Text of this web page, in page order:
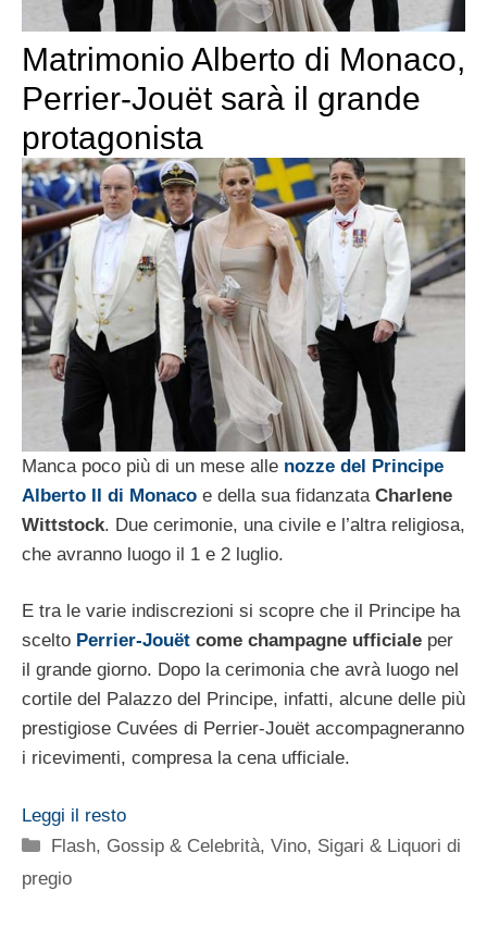
Matrimonio Alberto di Monaco,
Perrier-Jouët sarà il grande
protagonista
Manca poco più di un mese alle nozze del Principe
Alberto II di Monaco e della sua fidanzata Charlene
Wittstock. Due cerimonie, una civile e l’altra religiosa,
che avranno luogo il 1 e 2 luglio.
E tra le varie indiscrezioni si scopre che il Principe ha
scelto Perrier-Jouët come champagne ufficiale per
il grande giorno. Dopo la cerimonia che avrà luogo nel
cortile del Palazzo del Principe, infatti, alcune delle più
prestigiose Cuvées di Perrier-Jouët accompagneranno
i ricevimenti, compresa la cena ufficiale.
Leggi il resto
Categorie
Flash, Gossip & Celebrità,Vino, Sigari & Liquori di
pregio